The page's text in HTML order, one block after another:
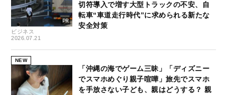
ビジネス
2026.07.21
切符導入で増す大型トラックの不安、自
転車“車道走行時代”に求められる新たな
安全対策
NEW
「沖縄の海でゲーム三昧」「ディズニー
でスマホめぐり親子喧嘩」旅先でスマホ
を手放さない子ども、親はどうする？ 親